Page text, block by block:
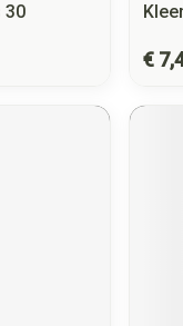
30
€